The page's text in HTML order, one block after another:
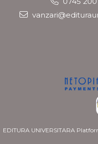
EDITURA UNIVERSITARA